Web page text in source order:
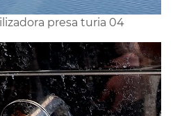
presa turia 04